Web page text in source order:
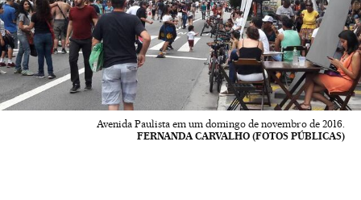
Avenida Paulista em um domingo de novembro de 2016.
FERNANDA CARVALHO (FOTOS PÚBLICAS)